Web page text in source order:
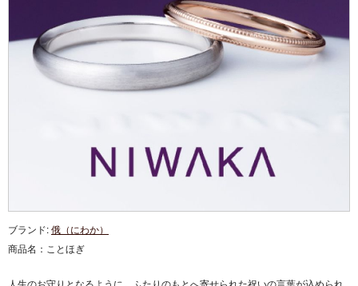
ブランド:俄（にわか）
商品名： ことほぎ
人生のお守りとなるように、ふたりのもとへ寄せられた祝いの言葉が込められ